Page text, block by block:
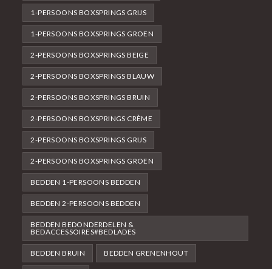
1-PERSOONS BOXSPRINGS GRIJS
1-PERSOONS BOXSPRINGS GROEN
2-PERSOONS BOXSPRINGS BEIGE
2-PERSOONS BOXSPRINGS BLAUW
2-PERSOONS BOXSPRINGS BRUIN
2-PERSOONS BOXSPRINGS CRÈME
2-PERSOONS BOXSPRINGS GRIJS
2-PERSOONS BOXSPRINGS GROEN
BEDDEN 1-PERSOONS BEDDEN
BEDDEN 2-PERSOONS BEDDEN
BEDDEN BEDONDERDELEN &
BEDACCESSOIRES#BEDLADES
BEDDEN BRUIN BEDDEN GRENENHOUT